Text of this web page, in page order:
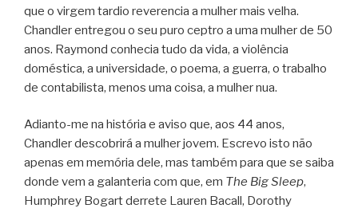
que o virgem tardio reverencia a mulher mais velha.
Chandler entregou o seu puro ceptro a uma mulher de 50
anos. Raymond conhecia tudo da vida, a violência
doméstica, a universidade, o poema, a guerra, o trabalho
de contabilista, menos uma coisa, a mulher nua.
Adianto-me na história e aviso que, aos 44 anos,
Chandler descobrirá a mulher jovem. Escrevo isto não
apenas em memória dele, mas também para que se saiba
donde vem a galanteria com que, em The Big Sleep,
Humphrey Bogart derrete Lauren Bacall, Dorothy